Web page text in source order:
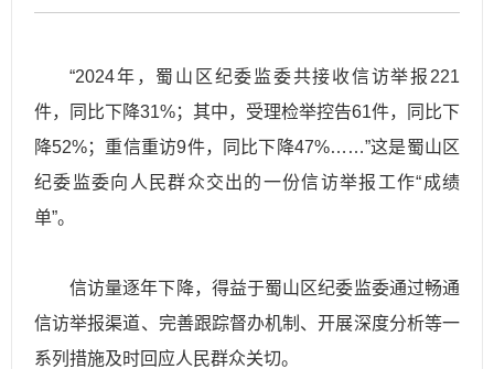
“2024年，蜀山区纪委监委共接收信访举报221
件，同比下降31%；其中，受理检举控告61件，同比下
降52%；重信重访9件，同比下降47%……”这是蜀山区
纪委监委向人民群众交出的一份信访举报工作“成绩
单”。
信访量逐年下降，得益于蜀山区纪委监委通过畅通
信访举报渠道、完善跟踪督办机制、开展深度分析等一
系列措施及时回应人民群众关切。